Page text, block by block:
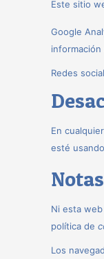
Este sitio
Google
Redes
En
esté
Ni esta
política de
Los